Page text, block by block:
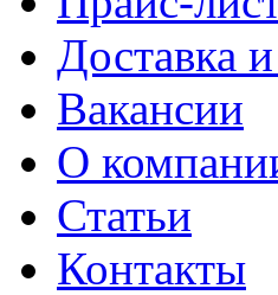
Доставка
Вакансии
О
Статьи
Контакты